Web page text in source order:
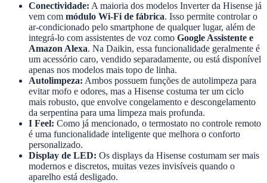
Conectividade: A maioria dos modelos Inverter da Hisense já
vem com módulo Wi-Fi de fábrica. Isso permite controlar o
ar-condicionado pelo smartphone de qualquer lugar, além de
integrá-lo com assistentes de voz como Google Assistente e
Amazon Alexa. Na Daikin, essa funcionalidade geralmente é
um acessório caro, vendido separadamente, ou está disponível
apenas nos modelos mais topo de linha.
Autolimpeza: Ambos possuem funções de autolimpeza para
evitar mofo e odores, mas a Hisense costuma ter um ciclo
mais robusto, que envolve congelamento e descongelamento
da serpentina para uma limpeza mais profunda.
I Feel: Como já mencionado, o termostato no controle remoto
é uma funcionalidade inteligente que melhora o conforto
personalizado.
Display de LED: Os displays da Hisense costumam ser mais
modernos e discretos, muitas vezes invisíveis quando o
aparelho está desligado.